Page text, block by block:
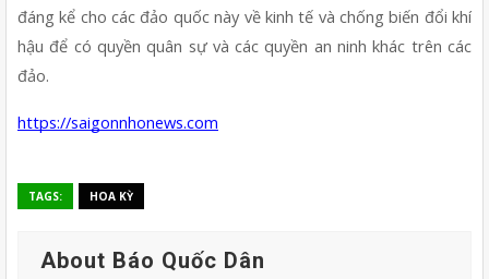
đáng kể cho các đảo quốc này về kinh tế và chống biến đổi khí
hậu để có quyền quân sự và các quyền an ninh khác trên các
đảo.
https://saigonnhonews.com
TAGS: HOA KỲ
About Báo Quốc Dân